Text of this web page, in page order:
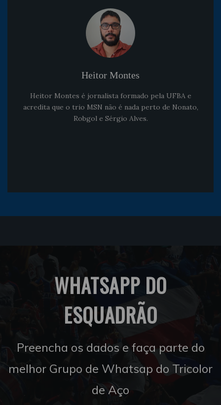
Heitor Montes
Heitor Montes é jornalista formado pela UFBA e
acredita que o trio MSN não é nada perto de Nonato,
Robgol e Sérgio Alves.
WHATSAPP DO
ESQUADRÃO
Preencha os dados e faça parte do
melhor Grupo de Whatsap do Tricolor
de Aço